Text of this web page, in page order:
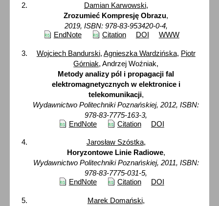
Damian Karwowski,
Zrozumieć Kompresję Obrazu,
2019, ISBN: 978-83-953420-0-4,
EndNote
Citation DOI WWW
Wojciech Bandurski, Agnieszka Wardzińska, Piotr
Górniak, Andrzej Woźniak,
Metody analizy pól i propagacji fal
elektromagnetycznych w elektronice i
telekomunikacji,
Wydawnictwo Politechniki Poznańskiej, 2012, ISBN:
978-83-7775-163-3,
EndNote
Citation DOI
Jarosław Szóstka,
Horyzontowe Linie Radiowe,
Wydawnictwo Politechniki Poznańskiej, 2011, ISBN:
978-83-7775-031-5,
EndNote
Citation DOI
Marek Domański,